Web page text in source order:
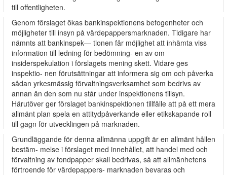
till offentligheten.
Genom förslaget ökas bankinspektionens befogenheter och
möjligheter till insyn på värdepappersmarknaden. Tidigare har
nämnts att bankinspek— tionen får möjlighet att inhämta viss
information till ledning för bedömning- en av om
insiderspekulation i förslagets mening skett. Vidare ges
inspektio- nen förutsättningar att informera sig om och påverka
sådan yrkesmässig förvaltningsverksamhet som bedrivs av
annan än den som nu står under inspektionens tillsyn.
Härutöver ger förslaget bankinspektionen tillfälle att på ett mera
allmänt plan spela en attitydpåverkande eller etikskapande roll
till gagn för utvecklingen på marknaden.
Grundläggande för denna allmänna uppgift är en allmänt hållen
bestäm- melse i förslaget med innehållet, att handel med och
förvaltning av fondpapper skall bedrivas, så att allmänhetens
förtroende för värdepappers- marknaden bevaras och